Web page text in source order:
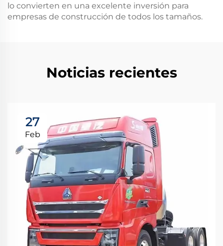
lo convierten en una excelente inversión para
empresas de construcción de todos los tamaños.
Noticias recientes
27
Feb